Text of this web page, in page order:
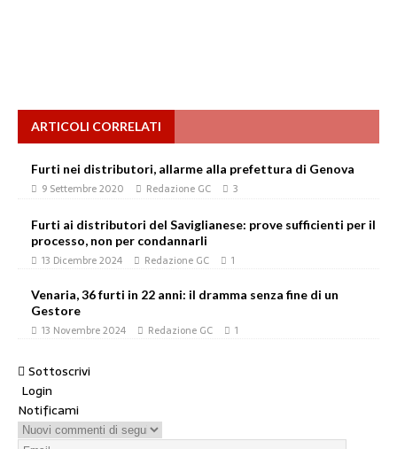
ARTICOLI CORRELATI
Furti nei distributori, allarme alla prefettura di Genova
9 Settembre 2020 Redazione GC 3
Furti ai distributori del Saviglianese: prove sufficienti per il
processo, non per condannarli
13 Dicembre 2024 Redazione GC 1
Venaria, 36 furti in 22 anni: il dramma senza fine di un
Gestore
13 Novembre 2024 Redazione GC 1
Sottoscrivi
Login
Notificami